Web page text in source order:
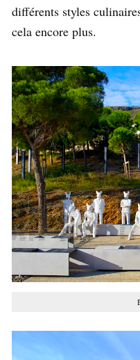
différents styles
cela encore plus.